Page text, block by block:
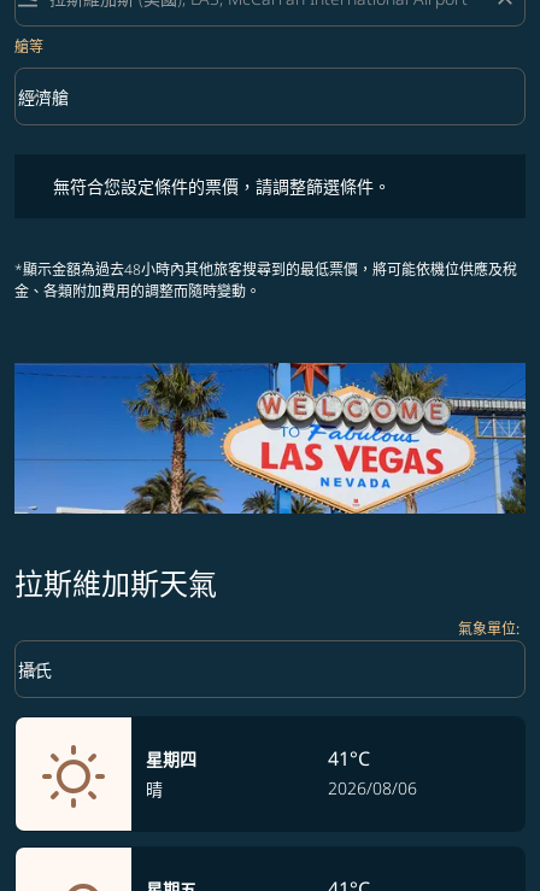
艙等
艙等 option 經濟艙 Selected
經濟艙
keyboard_arrow_down
無符合您設定條件的票價，請調整篩選條件。
*顯示金額為過去48小時內其他旅客搜尋到的最低票價，將可能依機位供應及稅
金、各類附加費用的調整而隨時變動。
拉斯維加斯天氣
氣象單位:
Weather unit option 攝氏 Selected
攝氏
keyboard_arrow_down
星期四
晴
41°C
2026/08/06